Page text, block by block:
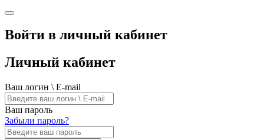
Войти в личный кабинет
Личный кабинет
Ваш логин \ E-mail
Ваш пароль
Забыли пароль?